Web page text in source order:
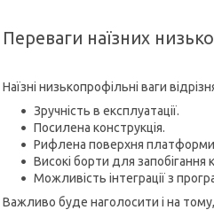
Переваги наїзних
Наїзні низькопрофільні ваги
Зручність в експлуатації.
Посилена конструкція.
Рифлена поверхня
Високі борти для
Можливість інтеграції з
Важливо буде наголосити і на